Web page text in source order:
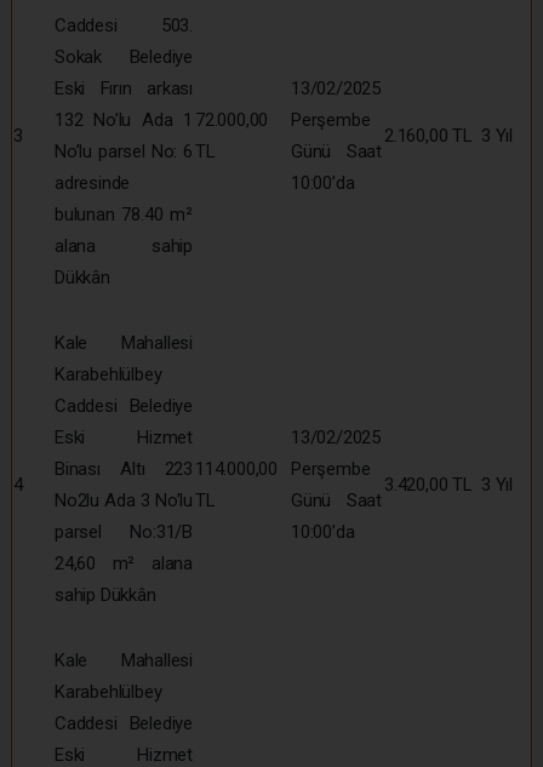
3
Caddesi 503.
Sokak Belediye
Eski Fırın arkası
132 No’lu Ada 1
No’lu parsel No: 6
adresinde
bulunan 78.40 m²
alana sahip
Dükkân
72.000,00
TL
13/02/2025
Perşembe
Günü Saat
10:00’da
2.160,00 TL 3 Yıl
4
Kale Mahallesi
Karabehlülbey
Caddesi Belediye
Eski Hizmet
Binası Altı 223
No2lu Ada 3 No’lu
parsel No:31/B
24,60 m² alana
sahip Dükkân
114.000,00
TL
13/02/2025
Perşembe
Günü Saat
10:00’da
3.420,00 TL 3 Yıl
Kale Mahallesi
Karabehlülbey
Caddesi Belediye
Eski Hizmet